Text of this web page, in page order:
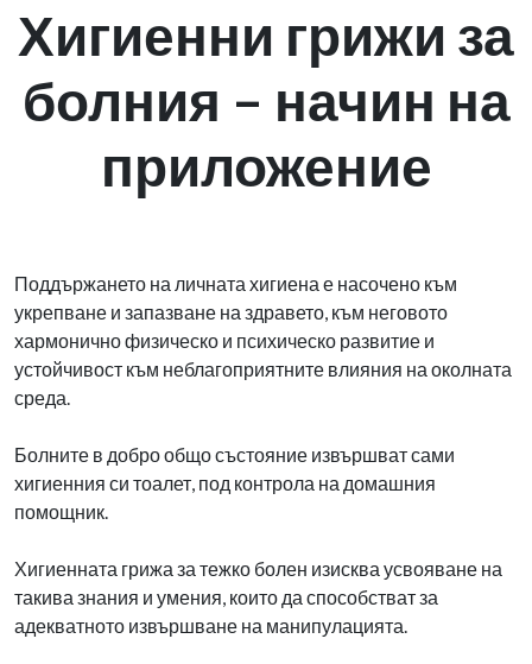
Хигиенни грижи за
болния – начин на
приложение
Поддържането на личната хигиена е насочено към
укрепване и запазване на здравето, към неговото
хармонично физическо и психическо развитие и
устойчивост към неблагоприятните влияния на околната
среда.
Болните в добро общо състояние извършват сами
хигиенния си тоалет, под контрола на домашния
помощник.
Хигиенната грижа за тежко болен изисква усвояване на
такива знания и умения, които да способстват за
адекватното извършване на манипулацията.